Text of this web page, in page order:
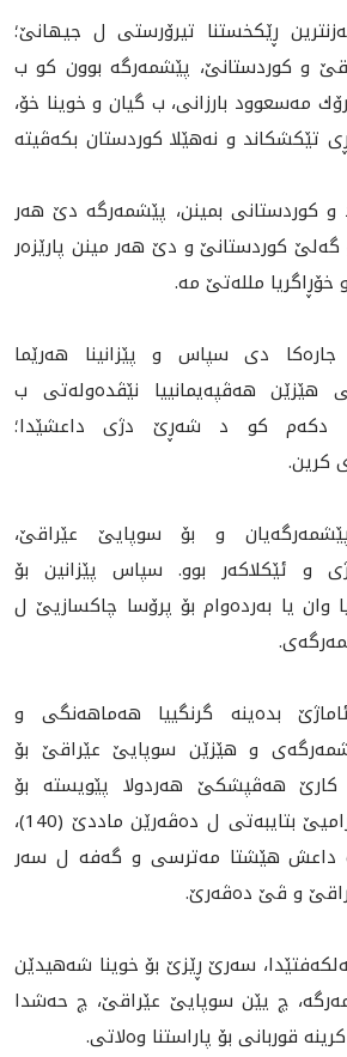
ڕێکخستنا تیرۆرستی ل جیهانێ؛
و کوردستانێ، پێشمەرگە بوون کو ب
مه‌سعوود بارزانى، ب گیان و خوینا خۆ،
و نەهێلا کوردستان بکەڤیتە
و کوردستانى بمینن، پێشمەرگە دێ هه‌ر
کوردستانێ و دێ هه‌ر مينن پارێزەر
ملله‌تێ مه‌.
دی سپاس و پێزانینا هەرێما
هێزێن هەڤپەیمانییا نێڤدەولەتی ب
دکەم کو د شەڕێ دژی داعشێدا؛
کرین.
و بۆ سوپایێ عێراقێ،
و ئێكلاكه‌ر بوو. سپاس پێزانين بۆ
وان یا بەردەوام بۆ پرۆسا چاکسازیێ ل
بده‌ينه‌ گرنگییا هەماهەنگی و
و هێزێن سوپایێ عێراقێ بۆ
کارێ هەڤپشکێ هەردولا پێویستە بۆ
پاراستنا ئاسایش و ئارامیێ بتایبەتی ل دەڤەرێن ماددێ (140)،
داعش هێشتا مەترسی و گەفە ل سەر
و ڤێ دەڤەرێ.
سەرێ ڕێزێ بۆ خوینا شەهیدێن
چ یێن سوپایێ عێراقێ، چ حەشدا
قوربانی بۆ پاراستنا وه‌لاتى.